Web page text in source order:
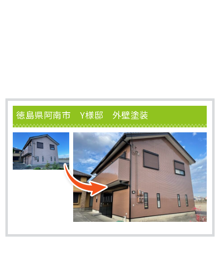
徳島県阿南市 Y様邸 外壁塗装